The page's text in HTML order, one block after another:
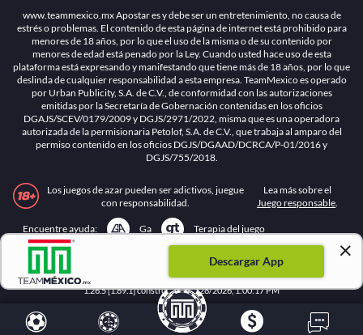
Descargar App
www.teammexico.mx Apostar es y debe ser un entretenimiento, no causa de
estrés o problemas. El contenido de esta página de internet está prohibido para
menores de 18 años, por lo que el uso de la misma o de su contenido por
menores de edad está penado por la Ley. Cuando usted hace uso de esta
plataforma está expresando y manifestando que tiene más de 18 años, por lo que
deslinda de cualquier responsabilidad a esta empresa. TeamMexico es operado
por Urban Publicity, S.A. de C.V., de conformidad con las autorizaciones
emitidas por la Secretaría de Gobernación contenidas en los oficios
DGAJS/SCEV/0179/2009 y DGJS/2971/2022, misma que es una operadora
autorizada de la permisionaria Petolof, S.A. de C.V., que trabaja al amparo del
permiso contenido en los oficios DGJS/DGAAD/DCRCA/P-01/2016 y
DGJS/755/2018.
Los juegos de azar pueden ser adictivos, juegue
con responsabilidad.
Lea más sobre el
Juego responsable.
Encuentre ayuda: Ga Terapia del juego
© 2025 Teammexico | Reservados todos los derechos
1.26.5 [1.89.1] construido en 7/28/2026, 1:00:17 PM